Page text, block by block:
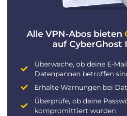
Alle VPN-Abos bieten
auf CyberGhost
Überwache, ob deine E-
Datenpannen betroffen
Erhalte Warnungen bei
Überprüfe, ob deine
kompromittiert wurden